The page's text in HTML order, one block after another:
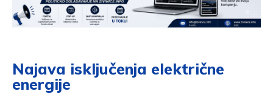
Najava isključenja električne
energije